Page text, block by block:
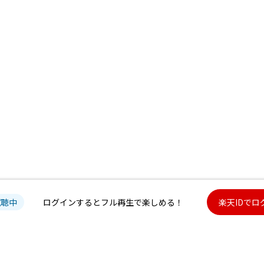
中 ログインするとフル再生で楽しめる！ 楽天IDでロ